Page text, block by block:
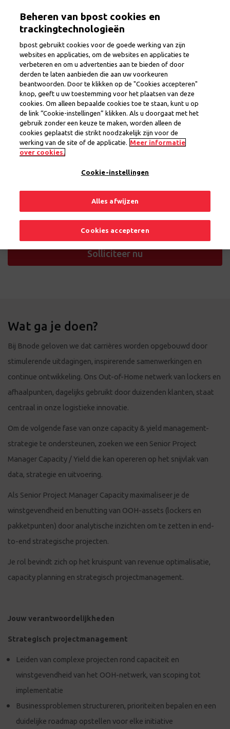
inhoud
Design & Utilization - Sr Project
Manager Capacity & Yield
Management
ProvincieBrussel
Regio Brussel
Delen
Solliciteer nu
Wat ga je doen?
Bij Bnode geloven we dat carrières worden opgebouwd door
stimulerende uitdagingen, inspirerende samenwerkingen en
continue ontwikkeling. Ons Out-of-Home netwerk van lockers en
afhaalpunten, dagelijks gebruikt door duizenden klanten, staat
centraal in onze logistieke innovatie.
Om de volgende fase van onze capacity & yield management-
strategie te ondersteunen, zoeken we een Senior Project
Manager Capacity / Yield die kan opereren op het snijvlak van
data, strategie en uitvoering.
Als Senior Project Manager Capacity maximaliseer je de
winstgevendheid en benutting van OOH-assets (lockers en
pakketpunten) door analytische inzichten om te zetten in end-
to-end strategische projecten.
Je rol bevindt zich op het kruispunt van revenue optimalisatie,
capacity planning en strategisch projectmanagement.
Jouw verantwoordelijkheden
Strategisch projectmanagement
Leiden van complexe projecten rond capaciteit en
winstgevendheid van het OOH-netwerk, van scoping tot
implementatie
Businessproblemen structureren, prioriteiten bepalen en een
duidelijke roadmap opstellen voor elke initiative
Beheren van bpost cookies en
trackingtechnologieën
bpost gebruikt cookies voor de goede werking van zijn
websites en applicaties, om de websites en applicaties te
verbeteren en om u advertenties aan te bieden of door
derden te laten aanbieden die aan uw voorkeuren
beantwoorden. Door te klikken op de "Cookies accepteren"
knop, geeft u uw toestemming voor het plaatsen van deze
cookies. Om alleen bepaalde cookies toe te staan, kunt u op
de link “Cookie-instellingen” klikken. Als u doorgaat met het
gebruik zonder een keuze te maken, worden alleen de
cookies geplaatst die strikt noodzakelijk zijn voor de
werking van de site of de applicatie. Meer informatie
over cookies.
Cookie-instellingen
Alles afwijzen
Cookies accepteren